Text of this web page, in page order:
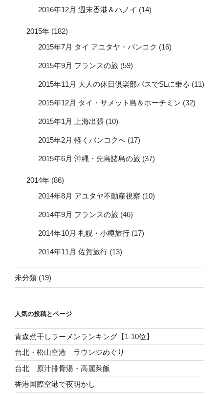
2016年12月 週末香港＆ハノイ (14)
2015年 (182)
2015年7月 タイ アユタヤ・バンコク (16)
2015年9月 フランスの旅 (59)
2015年11月 大人の休日倶楽部パスでSLに乗る (11)
2015年12月 タイ・サメット島＆ホーチミン (32)
2015年1月 上海出張 (10)
2015年2月 軽くバンコクへ (17)
2015年6月 沖縄・先島諸島の旅 (37)
2014年 (86)
2014年8月 アユタヤ不動産視察 (10)
2014年9月 フランスの旅 (46)
2014年10月 札幌・小樽旅行 (17)
2014年11月 佐賀旅行 (13)
未分類 (19)
人気の投稿とページ
青森煮干しラーメンランキング【1-10位】
台北・松山空港 ラウンジめぐり
台北 原汁排骨湯・高麗菜飯
香港国際空港で夜明かし